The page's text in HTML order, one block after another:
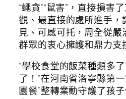
“蠅貪”“鼠害”，直接損害
觀、最直接的處所進手，
見、可感可托，周全從嚴
群眾的衷心擁護和鼎力支
“學校食堂的飯菜種類多
了！”在河南省洛寧縣第
園餐”整轉業動守護了孩